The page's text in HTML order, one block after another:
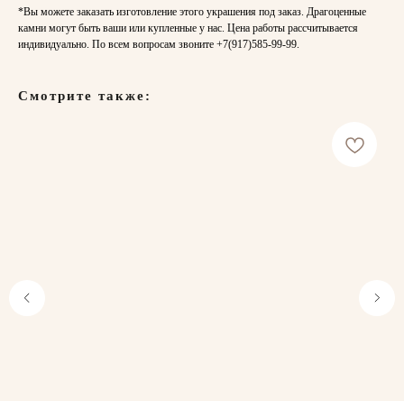
*Вы можете заказать изготовление этого украшения под заказ. Драгоценные
камни могут быть ваши или купленные у нас. Цена работы рассчитывается
индивидуально. По всем вопросам звоните +7(917)585-99-99.
Смотрите также: